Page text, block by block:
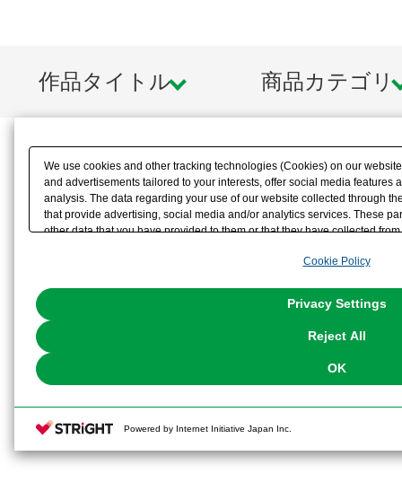
作品タイトル 商品カテゴリ
We use cookies and other tracking technologies (Cookies) on our
and advertisements tailored to your interests, offer social media features
analysis. The data regarding your use of our website collected through
that provide advertising, social media and/or analytics services. These
other data that you have provided to them or that they have collected
the use of all Cookies except for Strictly Necessary Cookies, please
You can change your consent or rejection settings at any time via
Cookie Policy
Privacy Settings
Reject All
OK
Powered by Internet Initiative Japan Inc.